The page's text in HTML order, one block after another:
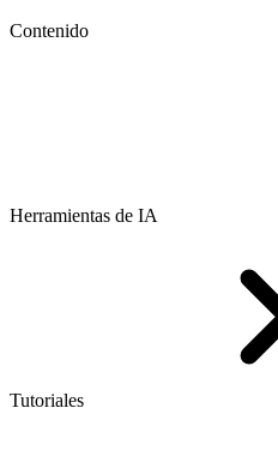
Contenido
Herramientas de IA
Tutoriales